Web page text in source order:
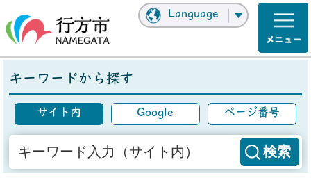
Language
キーワードから探す
サイト内 Google ページ番号